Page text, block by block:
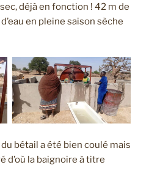
déjà en fonction ! 42 m de
en pleine saison sèche
bétail a été bien coulé mais
d’où la baignoire à titre